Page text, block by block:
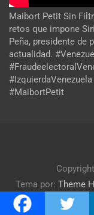
Maibort Petit Sin
retos que impone
Peña, presidente de
actualidad.
#MaibortPetit
Tema por: Theme